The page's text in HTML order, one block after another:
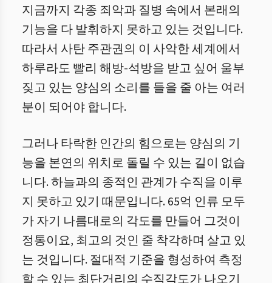
지금까지 각종 죄악과 질병 속에서 본래의
기능을 다 발휘하지 못하고 있는 것입니다.
따라서 사탄 주관권의 이 사악한 세계에서
하루라도 빨리 해방-석방을 받고 싶어 울부
짖고 있는 양심의 소리를 들을 줄 아는 여러
분이 되어야 합니다.
그러나 타락한 인간의 힘으로는 양심의 기
능을 본연의 위치로 돌릴 수 있는 길이 없습
니다. 하늘과의 종적인 관계가 수직을 이루
지 못하고 있기 때문입니다. 65억 인류 모두
가 자기 나름대로의 각도를 만들어 그것이
정통이요, 최고의 것인 줄 착각하며 살고 있
는 것입니다. 절대적 기준을 형성하여 측정
할 수 있는 최단거리의 수직각도가 나오기